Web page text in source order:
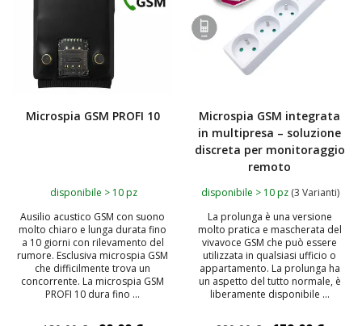
Microspia GSM PROFI 10
disponibile > 10 pz
Ausilio acustico GSM con suono
molto chiaro e lunga durata fino
a 10 giorni con rilevamento del
rumore. Esclusiva microspia GSM
che difficilmente trova un
concorrente. La microspia GSM
PROFI 10 dura fino ...
Microspia GSM integrata
in multipresa – soluzione
discreta per monitoraggio
remoto
disponibile > 10 pz (3 Varianti)
La prolunga è una versione
molto pratica e mascherata del
vivavoce GSM che può essere
utilizzata in qualsiasi ufficio o
appartamento. La prolunga ha
un aspetto del tutto normale, è
liberamente disponibile ...